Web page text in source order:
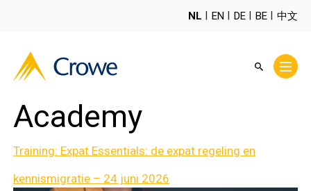
NL EN DE BE 中文
Academy
Training: Expat Essentials: de expat regeling en
kennismigratie – 24 juni 2026